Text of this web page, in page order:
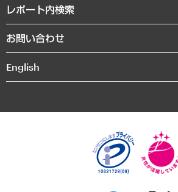
まちづくり・観光・交通・スポーツ・スマートシティ
自然資源・農林水産業・食料システム
沿革
組織図・本部部室紹介
インドネシア現地法人
個人情報保護方針
レポート内検索
お問い合わせ
English